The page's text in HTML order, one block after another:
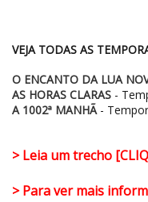
VEJA TODAS AS
O ENCANTO DA LUA
AS HORAS CLARAS -
A 1002ª MANHÃ-
> Leia um trecho
> Para ver mais